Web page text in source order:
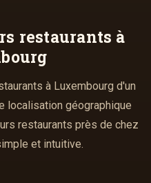
restaurants à
à Luxembourg d'un
localisation géographique
restaurants près de chez
et intuitive.